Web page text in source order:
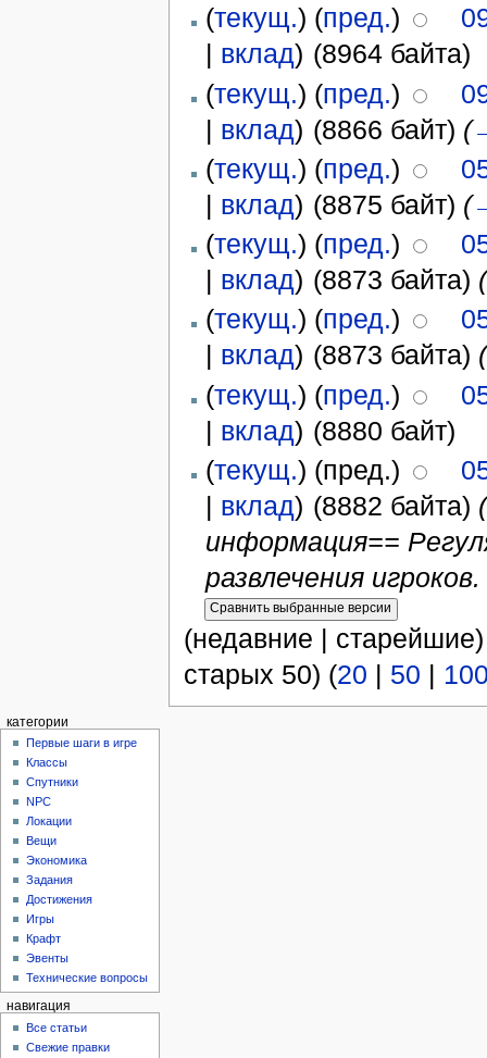
(текущ.) (пред.)
| вклад) (8964 байта)
(текущ.) (пред.)
| вклад) (8866 байт) (
(текущ.) (пред.)
| вклад) (8875 байт) (
(текущ.) (пред.)
| вклад) (8873 байта) (
(текущ.) (пред.)
| вклад) (8873 байта) (
(текущ.) (пред.)
| вклад) (8880 байт)
(текущ.) (пред.)
| вклад) (8882 байта)
информация==
развлечения
(недавние |
старых 50) (20 | 50 |
категории
Первые шаги в игре
Классы
Спутники
NPC
Локации
Вещи
Экономика
Задания
Достижения
Игры
Крафт
Эвенты
Технические вопросы
навигация
Все статьи
Свежие правки